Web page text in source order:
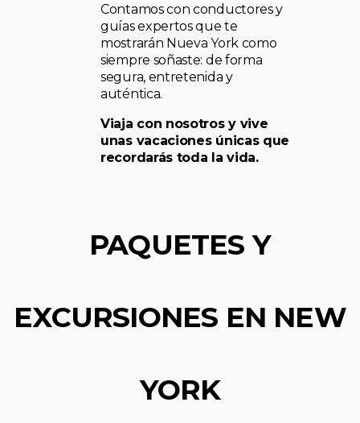
Contamos con conductores y
guías expertos que te
mostrarán Nueva York como
siempre soñaste: de forma
segura, entretenida y
auténtica.
Viaja con nosotros y vive
unas vacaciones únicas que
recordarás toda la vida.
PAQUETES Y
EXCURSIONES EN NEW
YORK